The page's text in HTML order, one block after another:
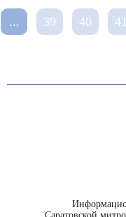
... 39 40 41